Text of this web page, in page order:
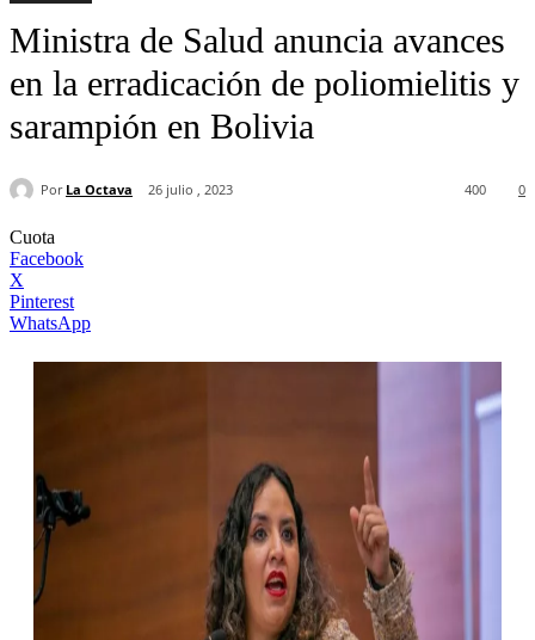
Ministra de Salud anuncia avances
en la erradicación de poliomielitis y
sarampión en Bolivia
Por La Octava 26 julio , 2023 0
400
Cuota
Facebook
X
Pinterest
WhatsApp